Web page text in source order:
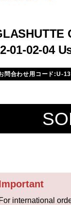
01-02-04
問合わせ用コード:U-
For international